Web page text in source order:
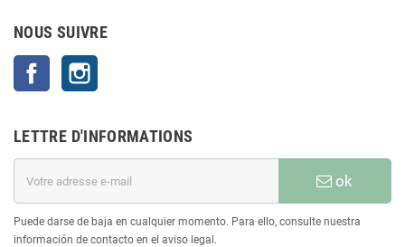
NOUS SUIVRE
Facebook
LETTRE D'INFORMATIONS
ok
Puede darse de baja en cualquier momento. Para ello, consulte nuestra
información de contacto en el aviso legal.